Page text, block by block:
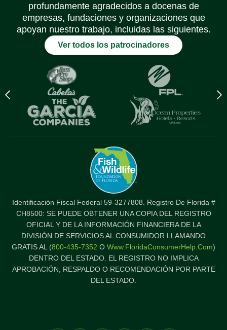
profundamente agradecidos a docenas de
empresas, fundaciones y organizaciones que
apoyan nuestro trabajo, incluidas las siguientes.
Ver todos los patrocinadores
Previous
logo
Identificación Fiscal Federal 59-3277808. Registro De Florida #
CH8500: SE PUEDE OBTENER UNA COPIA DEL REGISTRO
OFICIAL Y DE LA INFORMACIÓN FINANCIERA DE LA
DIVISIÓN DE SERVICIOS AL CONSUMIDOR LLAMANDO
GRATIS AL (800-435-7352 O Www.FloridaConsumerHelp.com)
DENTRO DEL ESTADO. EL REGISTRO NO IMPLICA
APROBACIÓN, RESPALDO O RECOMENDACIÓN POR PARTE
DEL ESTADO.